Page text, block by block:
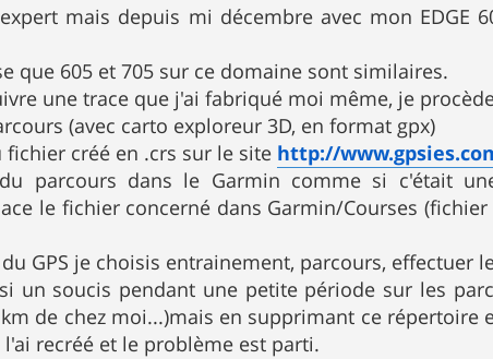
mais depuis mi décembre avec mon EDGE
que 605 et 705 sur ce domaine sont similaires.
une trace que j'ai fabriqué moi même, je
(avec carto exploreur 3D, en format gpx)
créé en .crs sur le site http://
parcours dans le Garmin comme si c'était
le fichier concerné dans Garmin/Courses
GPS je choisis entrainement, parcours, effectuer
un soucis pendant une petite période sur les
de chez moi...)mais en supprimant ce répertoire
l'ai recréé et le problème est parti.